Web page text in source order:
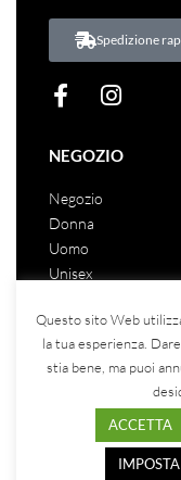
Spedizione
NEGOZIO
Negozio
Donna
Uomo
Unisex
COSA DICONO
Questo sito Web
la tua esperienza.
stia bene, ma puoi
ACCETTA